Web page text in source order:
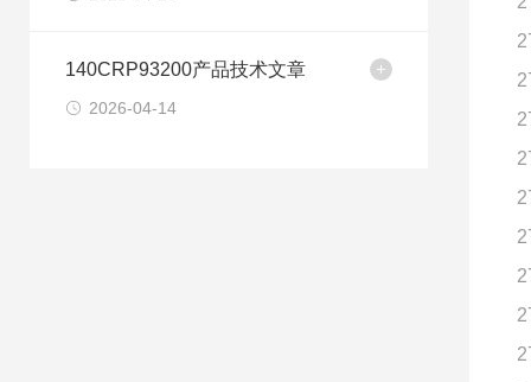
140CRP93200产品技术文章
2026-04-14